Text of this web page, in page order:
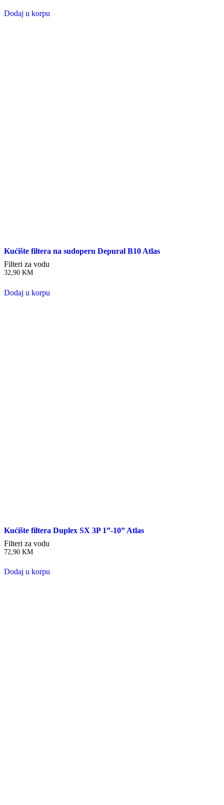
Dodaj u korpu
Kućište filtera na sudoperu Depural B10 Atlas
Filteri za vodu
32,90 KM
Dodaj u korpu
Kućište filtera Duplex SX 3P 1”-10” Atlas
Filteri za vodu
72,90 KM
Dodaj u korpu